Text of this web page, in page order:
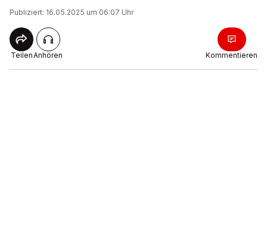
Publiziert: 16.05.2025 um 06:07 Uhr
TeilenAnhören Kommentieren